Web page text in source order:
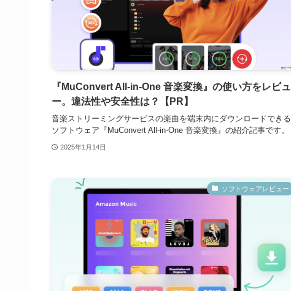
『MuConvert All-in-One 音楽変換』の使い方をレビュ
ー。違法性や安全性は？【PR】
音楽ストリーミングサービスの楽曲を端末内にダウンロードできる
ソフトウェア『MuConvert All-in-One 音楽変換』の紹介記事です。
2025年1月14日
ソフトウェアレビュー